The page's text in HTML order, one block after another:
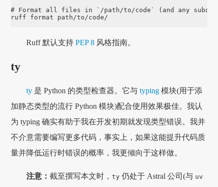
# Format all files in `/path/to/code` (and any
Ruff 默认支持PEP 8 风格指南。
ty
ty 是 Python 的类型检查器。它与typing 模块(用于添
加静态类型的流行 Python 模块)配合使用效果极佳。我认
为 typing 确实有助于我在开发初期就发现类型错误。我并
不介意需要编写更多代码，事实上，如果这能提升代码质
量并降低运行时错误的概率，我更倾向于这样做。
注意：截至撰写本文时，ty 仍处于 Astral 公司(与 uv